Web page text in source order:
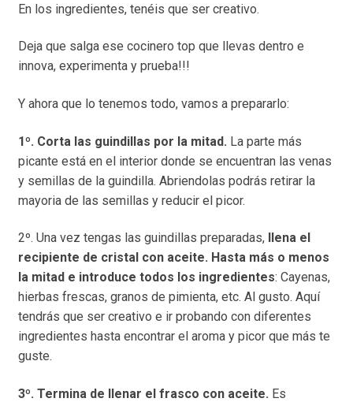
En los ingredientes, tenéis que ser creativo.
Deja que salga ese cocinero top que llevas dentro e
innova, experimenta y prueba!!!
Y ahora que lo tenemos todo, vamos a prepararlo:
1º. Corta las guindillas por la mitad. La parte más
picante está en el interior donde se encuentran las venas
y semillas de la guindilla. Abriendolas podrás retirar la
mayoria de las semillas y reducir el picor.
2º. Una vez tengas las guindillas preparadas,
llena el
recipiente de cristal con aceite. Hasta más o menos
la mitad e introduce todos los ingredientes: Cayenas,
hierbas frescas, granos de pimienta, etc. Al gusto. Aquí
tendrás que ser creativo e ir probando con diferentes
ingredientes hasta encontrar el aroma y picor que más te
guste.
3º. Termina de llenar el frasco con aceite. Es